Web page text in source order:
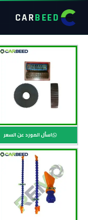
CARBEED
اسأل المورد عن السعر